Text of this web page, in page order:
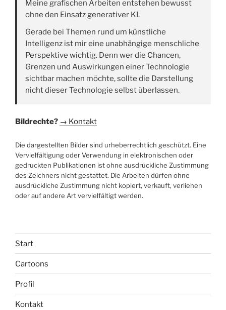
Meine grafischen Arbeiten entstehen bewusst
ohne den Einsatz generativer KI.
Gerade bei Themen rund um künstliche
Intelligenz ist mir eine unabhängige menschliche
Perspektive wichtig. Denn wer die Chancen,
Grenzen und Auswirkungen einer Technologie
sichtbar machen möchte, sollte die Darstellung
nicht dieser Technologie selbst überlassen.
Bildrechte? → Kontakt
Die dargestellten Bilder sind urheberrechtlich geschützt. Eine
Vervielfältigung oder Verwendung in elektronischen oder
gedruckten Publikationen ist ohne ausdrückliche Zustimmung
des Zeichners nicht gestattet. Die Arbeiten dürfen ohne
ausdrückliche Zustimmung nicht kopiert, verkauft, verliehen
oder auf andere Art vervielfältigt werden.
Start
Cartoons
Profil
Kontakt